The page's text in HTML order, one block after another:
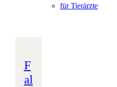
für Tierärzte
F
al